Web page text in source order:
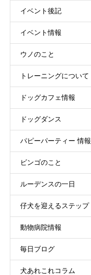
イベント後記
イベント情報
ウノのこと
トレーニングについて
ドッグカフェ情報
ドッグダンス
パピーパーティー 情報
ビンゴのこと
ルーデンスの一日
仔犬を迎えるステップ
動物病院情報
毎日ブログ
犬あれこれコラム